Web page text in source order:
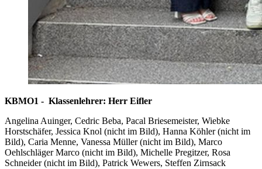
KBMO1 - Klassenlehrer: Herr Eifler
Angelina Auinger, Cedric Beba, Pacal Briesemeister, Wiebke
Horstschäfer, Jessica Knol (nicht im Bild), Hanna Köhler (nicht im
Bild), Caria Menne, Vanessa Müller (nicht im Bild), Marco
Oehlschläger Marco (nicht im Bild), Michelle Pregitzer, Rosa
Schneider (nicht im Bild), Patrick Wewers, Steffen Zirnsack